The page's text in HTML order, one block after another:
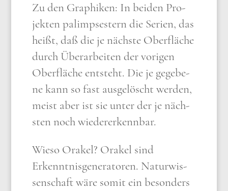
Zu den Gra­phi­ken: In bei­den Pro­
jek­ten palim­pse­stern die Seri­en, das
heißt, daß die je näch­ste Ober­flä­che
durch Über­ar­bei­ten der vori­gen
Ober­flä­che ent­steht. Die je gege­be­
ne kann so fast aus­ge­löscht wer­den,
meist aber ist sie unter der je näch­
sten noch wie­der­erkenn­bar.
Wie­so Ora­kel? Ora­kel sind
Erkennt­nis­ge­ne­ra­to­ren. Natur­wis­
sen­schaft wäre somit ein beson­ders